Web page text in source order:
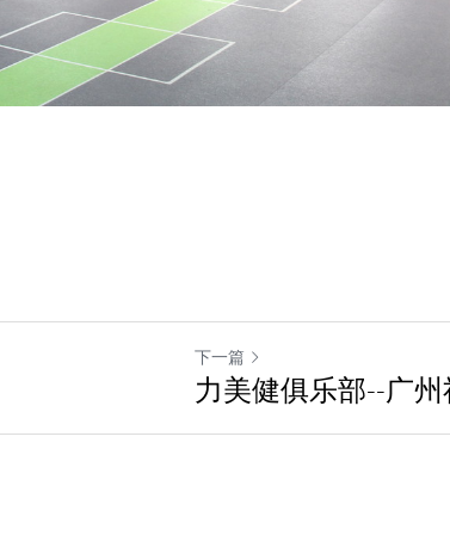
下一篇
力美健俱乐部--广